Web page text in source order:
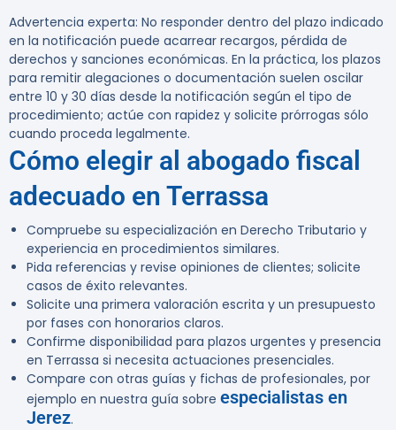
Advertencia experta: No responder dentro del plazo indicado
en la notificación puede acarrear recargos, pérdida de
derechos y sanciones económicas. En la práctica, los plazos
para remitir alegaciones o documentación suelen oscilar
entre 10 y 30 días desde la notificación según el tipo de
procedimiento; actúe con rapidez y solicite prórrogas sólo
cuando proceda legalmente.
Cómo elegir al abogado fiscal
adecuado en Terrassa
Compruebe su especialización en Derecho Tributario y
experiencia en procedimientos similares.
Pida referencias y revise opiniones de clientes; solicite
casos de éxito relevantes.
Solicite una primera valoración escrita y un presupuesto
por fases con honorarios claros.
Confirme disponibilidad para plazos urgentes y presencia
en Terrassa si necesita actuaciones presenciales.
Compare con otras guías y fichas de profesionales, por
ejemplo en nuestra guía sobre especialistas en
Jerez.